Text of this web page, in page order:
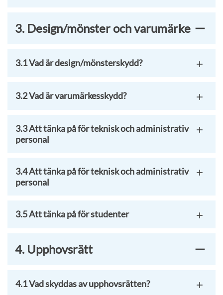
3. Design/mönster och varumärke
3.1 Vad är design/mönsterskydd?
3.2 Vad är varumärkesskydd?
3.3 Att tänka på för teknisk och administrativ
personal
3.4 Att tänka på för teknisk och administrativ
personal
3.5 Att tänka på för studenter
4. Upphovsrätt
4.1 Vad skyddas av upphovsrätten?